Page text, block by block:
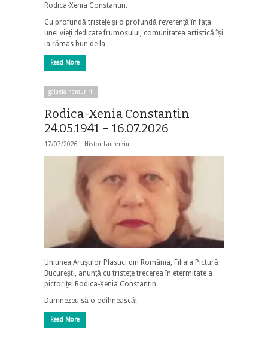
Rodica-Xenia Constantin.
Cu profundă tristețe și o profundă reverență în fața
unei vieți dedicate frumosului, comunitatea artistică își
ia rămas bun de la …
Read More
galaxia nemuririi
Rodica-Xenia Constantin
24.05.1941 – 16.07.2026
17/07/2026 | Nistor Laurențiu
Uniunea Artiștilor Plastici din România, Filiala Pictură
București, anunță cu tristețe trecerea în etermitate a
pictoriței Rodica-Xenia Constantin.
Dumnezeu să o odihnească!
Read More